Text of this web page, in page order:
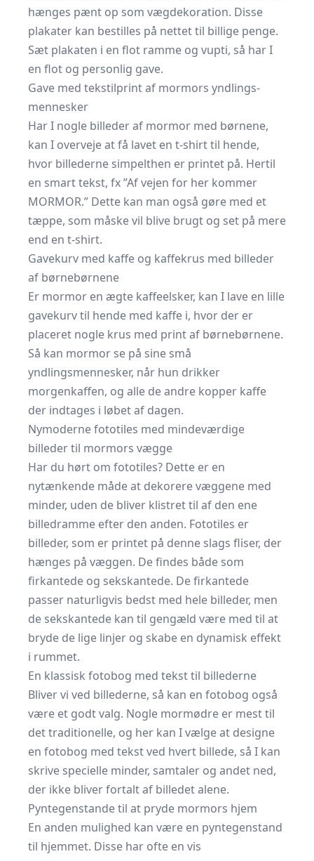
hænges pænt op som vægdekoration. Disse
plakater kan bestilles på nettet til billige penge.
Sæt plakaten i en flot ramme og vupti, så har I
en flot og personlig gave.
Gave med tekstilprint af mormors yndlings-
mennesker
Har I nogle billeder af mormor med børnene,
kan I overveje at få lavet en t-shirt til hende,
hvor billederne simpelthen er printet på. Hertil
en smart tekst, fx ”Af vejen for her kommer
MORMOR.” Dette kan man også gøre med et
tæppe, som måske vil blive brugt og set på mere
end en t-shirt.
Gavekurv med kaffe og kaffekrus med billeder
af børnebørnene
Er mormor en ægte kaffeelsker, kan I lave en lille
gavekurv til hende med kaffe i, hvor der er
placeret nogle krus med print af børnebørnene.
Så kan mormor se på sine små
yndlingsmennesker, når hun drikker
morgenkaffen, og alle de andre kopper kaffe
der indtages i løbet af dagen.
Nymoderne fototiles med mindeværdige
billeder til mormors vægge
Har du hørt om fototiles? Dette er en
nytænkende måde at dekorere væggene med
minder, uden de bliver klistret til af den ene
billedramme efter den anden. Fototiles er
billeder, som er printet på denne slags fliser, der
hænges på væggen. De findes både som
firkantede og sekskantede. De firkantede
passer naturligvis bedst med hele billeder, men
de sekskantede kan til gengæld være med til at
bryde de lige linjer og skabe en dynamisk effekt
i rummet.
En klassisk fotobog med tekst til billederne
Bliver vi ved billederne, så kan en fotobog også
være et godt valg. Nogle mormødre er mest til
det traditionelle, og her kan I vælge at designe
en fotobog med tekst ved hvert billede, så I kan
skrive specielle minder, samtaler og andet ned,
der ikke bliver fortalt af billedet alene.
Pyntegenstande til at pryde mormors hjem
En anden mulighed kan være en pyntegenstand
til hjemmet. Disse har ofte en vis